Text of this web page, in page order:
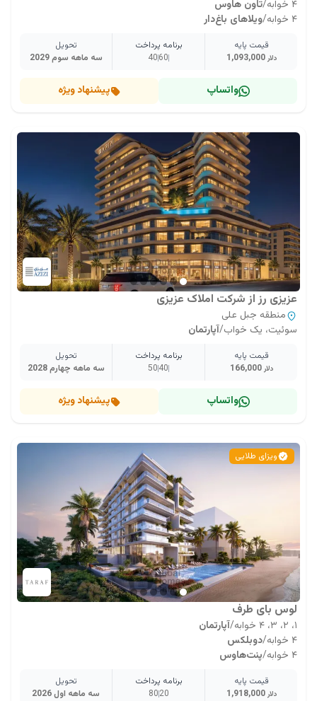
۴ خوابه
/تاون هاوس
۴ خوابه
/ویلاهای باغ‌دار
قیمت پایه
1,093,000 دلار
برنامه پرداخت
60
40
تحویل
سه ماهه سوم 2029
واتساپ پیشنهاد ویژه
عزیزی رز از شرکت املاک عزیزی
منطقه جبل علی
سوئیت، یک خواب/آپارتمان
قیمت پایه
166,000 دلار
برنامه پرداخت
40
50
تحویل
سه ماهه چهارم 2028
واتساپ پیشنهاد ویژه
ویزای طلایی
لوس بای طرف
۱، ۲، ۳، ۴ خوابه /آپارتمان
۴ خوابه
/دوبلکس
۴ خوابه
/پنت‌هاوس
قیمت پایه
1,918,000 دلار
برنامه پرداخت
20
80
تحویل
سه ماهه اول 2026